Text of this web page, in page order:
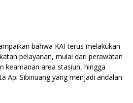
bahwa KAI terus melakukan
pelayanan, mulai dari perawatan
keamanan area stasiun, hingga
Api Sibinuang yang menjadi andalan